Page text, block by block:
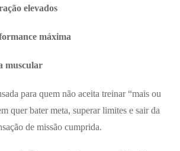
elevados
máxima
muscular
para quem não aceita treinar “mais ou
quer bater meta, superar limites e sair da
de missão cumprida.